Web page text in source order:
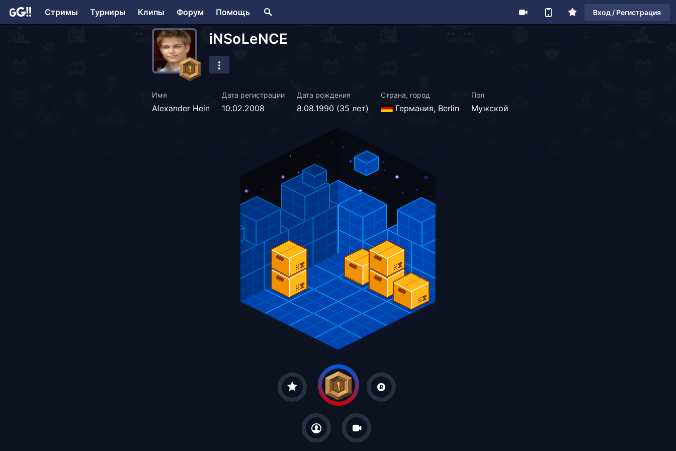
Стримы Турниры Клипы Форум Помощь Вход / Регистрация
iNSoLeNCE
Имя
Alexander Hein
Дата регистрации
10.02.2008
Дата рождения
8.08.1990 (35 лет)
Страна, город
Германия, Berlin
Пол
Мужской